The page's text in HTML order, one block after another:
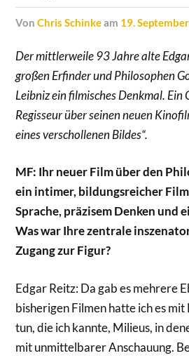
vonChris Schinkeam 19.
Der mittlerweile 93 Jahre alte
großen Erfinder und Philosophen
Leibniz ein filmisches Denkmal. Ein
Regisseur über seinen neuen
eines verschollenen Bildes“.
MF: Ihr neuer Film über den
ein intimer, bildungsreicher
Sprache, präzisem Denken und
Was war Ihre zentrale
Zugang zur Figur?
Edgar Reitz: Da gab es mehrere
bisherigen Filmen hatte ich es mit
tun, die ich kannte, Milieus, in
mit unmittelbarer Anschauung.